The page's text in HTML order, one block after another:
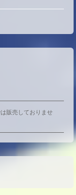
販売しておりませ